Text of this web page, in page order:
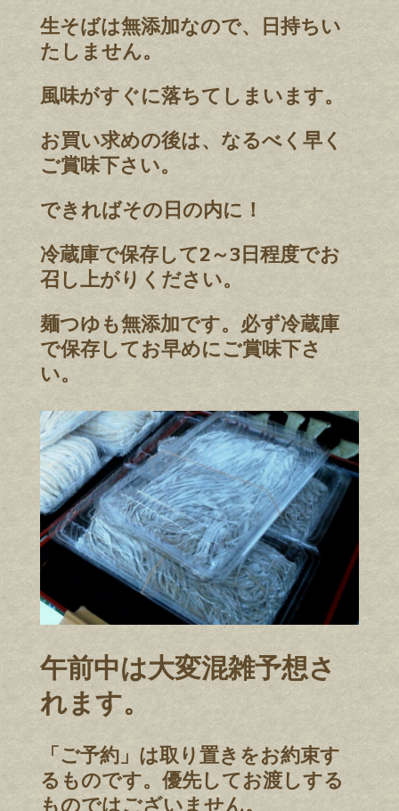
生そばは無添加なので、日持ちい
たしません。
風味がすぐに落ちてしまいます。
お買い求めの後は、なるべく早く
ご賞味下さい。
できればその日の内に！
冷蔵庫で保存して2～3日程度でお
召し上がりください。
麺つゆも無添加です。必ず冷蔵庫
で保存してお早めにご賞味下さ
い。
午前中は大変混雑予想さ
れます。
「ご予約」は取り置きをお約束す
るものです。優先してお渡しする
ものではございません。